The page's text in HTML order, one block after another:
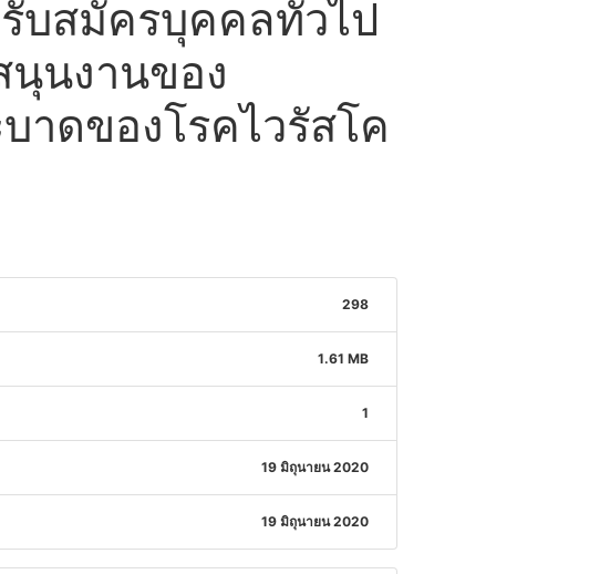
บสมัครบุคคลทั่วไป
นุนงานของ
าดของโรคไวรัสโค
298
1.61 MB
1
19 มิถุนายน 2020
19 มิถุนายน 2020